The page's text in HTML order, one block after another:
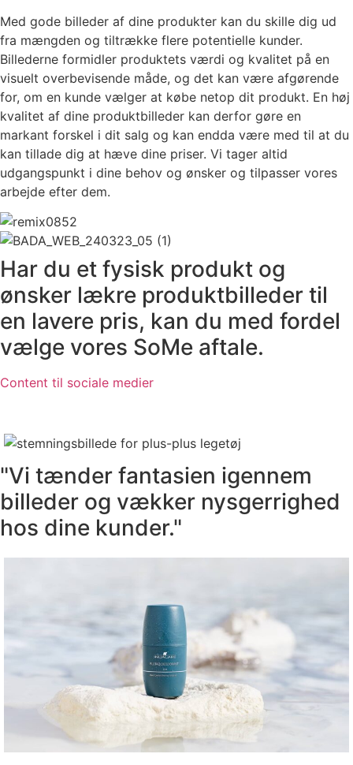
Med gode billeder af dine produkter kan du skille dig ud
fra mængden og tiltrække flere potentielle kunder.
Billederne formidler produktets værdi og kvalitet på en
visuelt overbevisende måde, og det kan være afgørende
for, om en kunde vælger at købe netop dit produkt. En høj
kvalitet af dine produktbilleder kan derfor gøre en
markant forskel i dit salg og kan endda være med til at du
kan tillade dig at hæve dine priser. Vi tager altid
udgangspunkt i dine behov og ønsker og tilpasser vores
arbejde efter dem.
Har du et fysisk produkt og
ønsker lækre produktbilleder til
en lavere pris, kan du med fordel
vælge vores SoMe aftale.
Content til sociale medier
"Vi tænder fantasien igennem
billeder og vækker nysgerrighed
hos dine kunder."